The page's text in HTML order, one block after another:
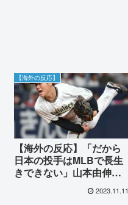
【海外の反応】
【海外の反応】「だから
日本の投手はMLBで長生
きできない」山本由伸が
日本シリーズで魅せた138
球完投に海外が肘の故障
2023.11.11